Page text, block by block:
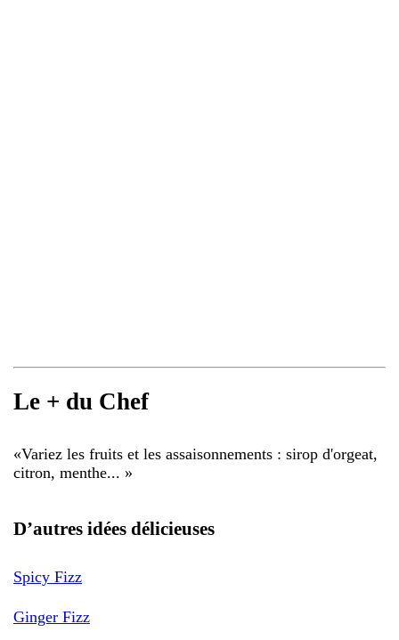
Le + du Chef
«Variez les fruits et les assaisonnements : sirop d'orgeat,
citron, menthe... »
D’autres idées délicieuses
Spicy Fizz
Ginger Fizz